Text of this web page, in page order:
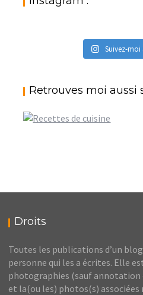
Suivez-moi
Retrouves moi aussi
Droits
Toutes les publications d’un
personne qui les a écrites. Elle
photographies (sauf annotation
et la(ou les) photos(s)